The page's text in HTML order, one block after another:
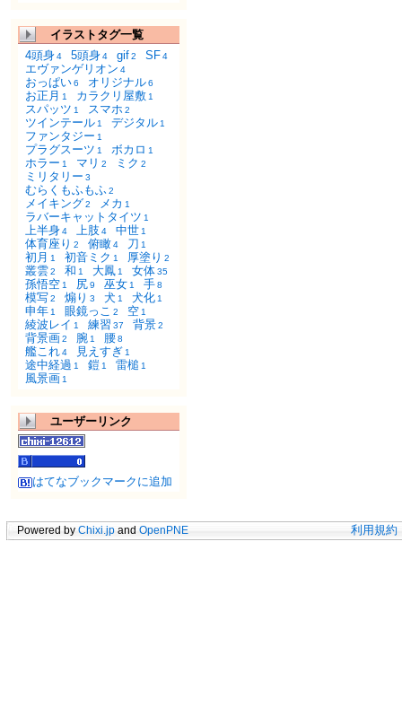
イラストタグ一覧
4頭身4 5頭身4 gif2 SF4
エヴァンゲリオン 4
おっぱい6 オリジナル6
お正月 1 カラクリ屋敷 1
スパッツ 1 スマホ 2
ツインテール 1 デジタル 1
ファンタジー 1
プラグスーツ 1 ボカロ 1
ホラー 1 マリ 2 ミク 2
ミリタリー 3
むらくもふもふ2
メイキング2 メカ 1
ラバーキャットタイツ 1
上半身4 上肢 4 中世 1
体育座り 2 俯瞰4 刀 1
初月 1 初音ミク 1 厚塗り 2
叢雲2 和 1 大鳳 1 女体35
孫悟空 1 尻9 巫女 1 手8
模写2 煽り 3 犬 1 犬化 1
申年 1 眼鏡っこ 2 空 1
綾波レイ 1 練習 37 背景2
背景画2 腕 1 腰8
艦これ4 見えすぎ 1
途中経過 1 鎧 1 雷槌 1
風景画 1
ユーザーリンク
はてなブックマークに追加
Powered by Chixi.jp and OpenPNE 利用規約